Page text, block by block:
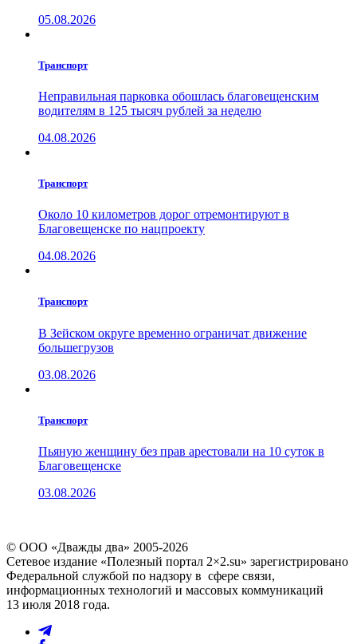
05.08.2026
Транспорт
Неправильная парковка обошлась благовещенским
водителям в 125 тысяч рублей за неделю
04.08.2026
Транспорт
Около 10 километров дорог отремонтируют в
Благовещенске по нацпроекту
04.08.2026
Транспорт
В Зейском округе временно ограничат движение
большегрузов
03.08.2026
Транспорт
Пьяную женщину без прав арестовали на 10 суток в
Благовещенске
03.08.2026
© ООО «Дважды два» 2005-2026
Сетевое издание «Полезный портал 2×2.su» зарегистрировано
Федеральной службой по надзору в сфере связи,
информационных технологий и массовых коммуникаций
13 июля 2018 года.